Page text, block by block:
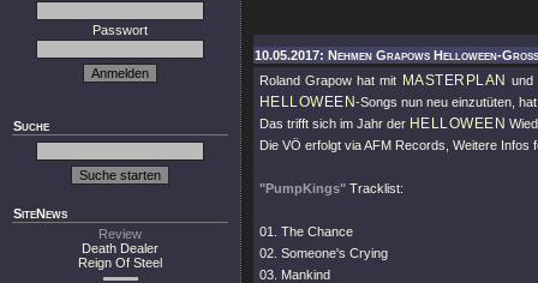
Passwort
Suche
SiteNews
Review
Death Dealer
Reign Of Steel
10.05.2017: Nehmen Grapows Helloween-
Roland Grapow hat mit MASTERPLAN und
HELLOWEEN-Songs nun neu einzutüten,
Das trifft sich im Jahr der HELLOWEEN
Die VÖ erfolgt via AFM Records, Weitere Infos
"PumpKings" Tracklist:
01. The Chance
02. Someone's Crying
03. Mankind